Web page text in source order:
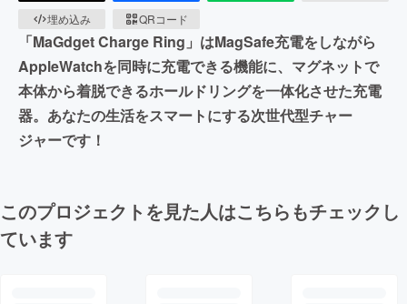
埋め込み
QRコード
「MaGdget Charge Ring」はMagSafe充電をしながら
AppleWatchを同時に充電できる機能に、マグネットで
本体から着脱できるホールドリングを一体化させた充電
器。あなたの生活をスマートにする次世代型チャー
ジャーです！
このプロジェクトを見た人はこちらもチェックし
ています